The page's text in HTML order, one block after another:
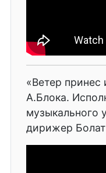
«Ветер принес
А.Блока.
музыкального
дирижер Болат